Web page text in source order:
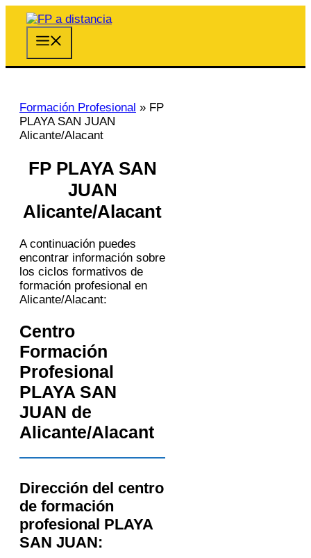
Saltar
contenido
Formación Profesional » FP
PLAYA SAN JUAN
Alicante/Alacant
FP PLAYA SAN
JUAN
Alicante/Alacant
A continuación puedes
encontrar información sobre
los ciclos formativos de
formación profesional en
Alicante/Alacant:
Centro
Formación
Profesional
PLAYA SAN
JUAN de
Alicante/Alacant
Dirección del centro
de formación
profesional PLAYA
SAN JUAN: